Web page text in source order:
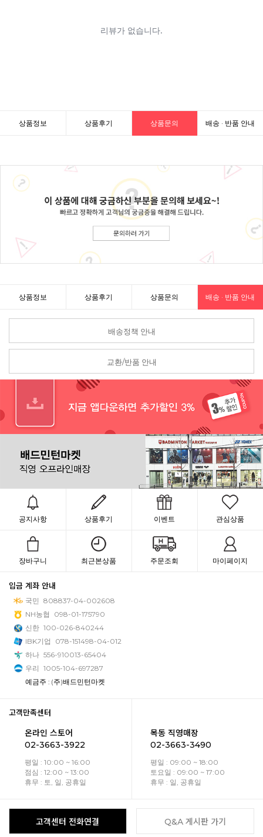
상품정보 상품후기 상품문의 배송 · 반품 안내
상품정보 상품후기 상품문의 배송 · 반품 안내
배송정책 안내
교환/반품 안내
공지사항 상품후기 이벤트 관심상품
장바구니 최근본상품 주문조회 마이페이지
입금 계좌 안내
국민 808837-04-002608
NH농협
098-01-175790
신한 100-026-840244
IBK기업
078-151498-04-012
하나 556-910013-65404
우리 1005-104-697287
예금주 : (주)배드민턴마켓
고객만족센터
온라인 스토어
02-3663-3922
평일 : 10:00 ~ 16:00
점심 : 12:00 ~ 13:00
휴무 : 토, 일, 공휴일
목동 직영매장
02-3663-3490
평일 : 09:00 ~ 18:00
토요일 : 09:00 ~ 17:00
휴무 : 일, 공휴일
고객센터 전화연결 Q&A 게시판 가기